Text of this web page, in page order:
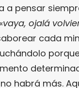
a pensar
vaya, ojalá
cada
habrá más.